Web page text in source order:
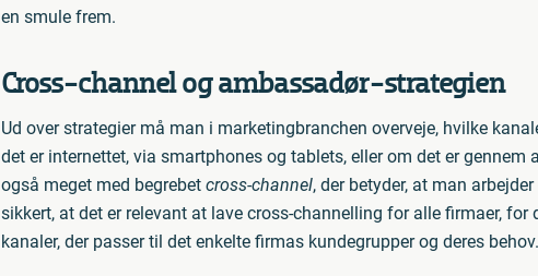
en smule frem.
Cross-channel og ambassadør-strategien
Ud over strategier må man i marketingbranchen overveje, hvilke
det er internettet, via smartphones og tablets, eller om det er gennem
også meget med begrebet cross-channel, der betyder, at man
sikkert, at det er relevant at lave cross-channelling for alle firmaer,
kanaler, der passer til det enkelte firmas kundegrupper og deres behov.